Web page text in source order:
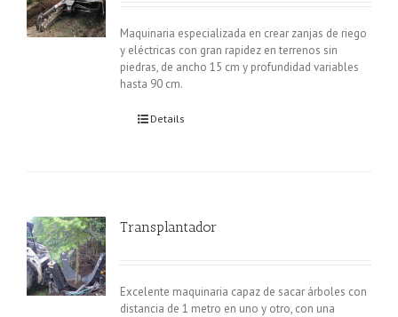
Maquinaria especializada en crear zanjas de riego
y eléctricas con gran rapidez en terrenos sin
piedras, de ancho 15 cm y profundidad variables
hasta 90 cm.
Details
Transplantador
Excelente maquinaria capaz de sacar árboles con
distancia de 1 metro en uno y otro, con una